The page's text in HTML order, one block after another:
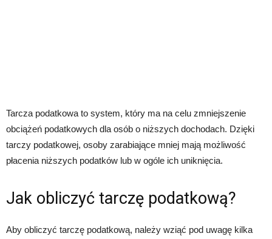
Tarcza podatkowa to system, który ma na celu zmniejszenie
obciążeń podatkowych dla osób o niższych dochodach. Dzięki
tarczy podatkowej, osoby zarabiające mniej mają możliwość
płacenia niższych podatków lub w ogóle ich uniknięcia.
Jak obliczyć tarczę podatkową?
Aby obliczyć tarczę podatkową, należy wziąć pod uwagę kilka